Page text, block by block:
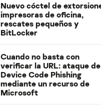
Nuevo cóctel de
impresoras de oficina,
rescates pequeños y
BitLocker
Cuando no basta con
verificar la URL: ataque de
Device Code Phishing
mediante un recurso de
Microsoft